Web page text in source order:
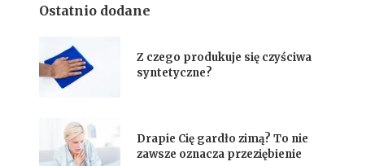
Ostatnio dodane
Z czego produkuje się czyściwa
syntetyczne?
Drapie Cię gardło zimą? To nie
zawsze oznacza przeziębienie